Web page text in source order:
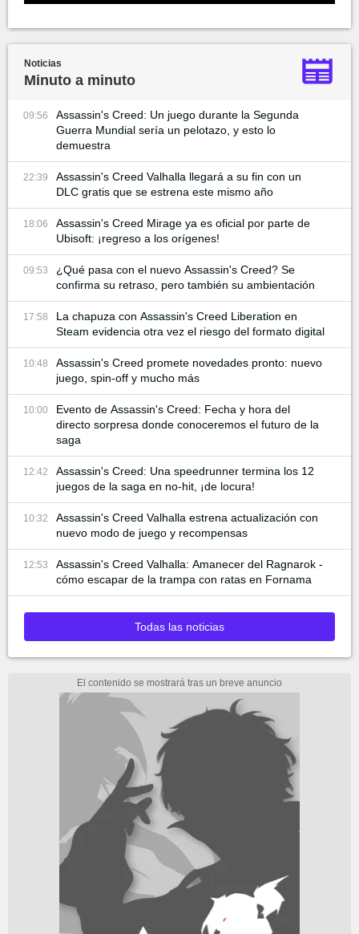
Noticias
Minuto a minuto
09:56
Assassin's Creed: Un juego durante la Segunda
Guerra Mundial sería un pelotazo, y esto lo
demuestra
22:39
Assassin's Creed Valhalla llegará a su fin con un
DLC gratis que se estrena este mismo año
18:06
Assassin's Creed Mirage ya es oficial por parte de
Ubisoft: ¡regreso a los orígenes!
09:53
¿Qué pasa con el nuevo Assassin's Creed? Se
confirma su retraso, pero también su ambientación
17:58
La chapuza con Assassin's Creed Liberation en
Steam evidencia otra vez el riesgo del formato digital
10:48
Assassin's Creed promete novedades pronto: nuevo
juego, spin-off y mucho más
10:00
Evento de Assassin's Creed: Fecha y hora del
directo sorpresa donde conoceremos el futuro de la
saga
12:42
Assassin's Creed: Una speedrunner termina los 12
juegos de la saga en no-hit, ¡de locura!
10:32
Assassin's Creed Valhalla estrena actualización con
nuevo modo de juego y recompensas
12:53
Assassin's Creed Valhalla: Amanecer del Ragnarok -
cómo escapar de la trampa con ratas en Fornama
Todas las noticias